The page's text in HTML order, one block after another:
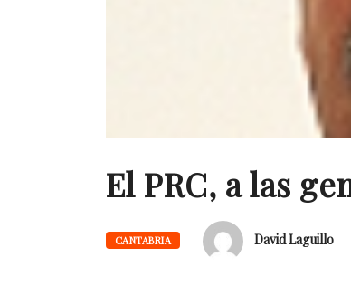
El PRC, a las
CANTABRIA David Laguillo